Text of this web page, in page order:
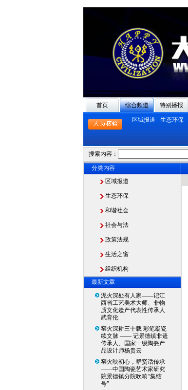
首页 综合频道 特别播报
区域报道 生态环保
搜索内容：
分类内容
区域报道
生态环保
和谐社会
社会与法
政策法规
生活之窗
组织机构
最新文章
泥火深处有人家——记江
西省工艺美术大师、非物
质文化遗产代表性传承人
武育伦
窑火深耕三十载 彩笔凝瓷
续文脉 —— 记景德镇非遗
传承人、国家一级陶瓷产
品设计师杨贵云
窑火映初心，群贤话传承
——中国陶瓷艺术家研究
院景德镇分院吹响“集结
号”